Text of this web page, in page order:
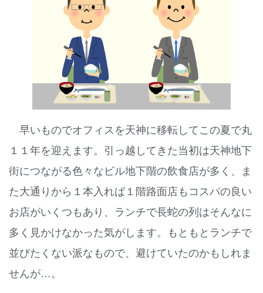
早いものでオフィスを天神に移転してこの夏で丸
１１年を迎えます。引っ越してきた当初は天神地下
街につながる色々なビル地下階の飲食店が多く、ま
た大通りから１本入れば１階路面店もコスパの良い
お店がいくつもあり、ランチで長蛇の列はそんなに
多く見かけなかった気がします。もともとランチで
並びたくない派なもので、避けていたのかもしれま
せんが…。